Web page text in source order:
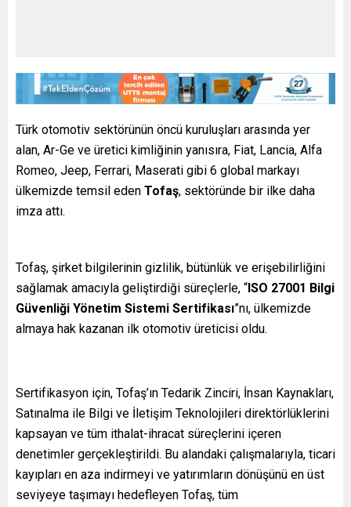
Türk otomotiv sektörünün öncü kuruluşları arasında yer
alan, Ar-Ge ve üretici kimliğinin yanısıra, Fiat, Lancia, Alfa
Romeo, Jeep, Ferrari, Maserati gibi 6 global markayı
ülkemizde temsil eden Tofaş, sektöründe bir ilke daha
imza attı.
Tofaş, şirket bilgilerinin gizlilik, bütünlük ve erişebilirliğini
sağlamak amacıyla geliştirdiği süreçlerle, “ ISO 27001 Bilgi
Güvenliği Yönetim Sistemi Sertifikası”nı, ülkemizde
almaya hak kazanan ilk otomotiv üreticisi oldu.
Sertifikasyon için, Tofaş’ın Tedarik Zinciri, İnsan Kaynakları,
Satınalma ile Bilgi ve İletişim Teknolojileri direktörlüklerini
kapsayan ve tüm ithalat-ihracat süreçlerini içeren
denetimler gerçekleştirildi. Bu alandaki çalışmalarıyla, ticari
kayıpları en aza indirmeyi ve yatırımların dönüşünü en üst
seviyeye taşımayı hedefleyen Tofaş, tüm